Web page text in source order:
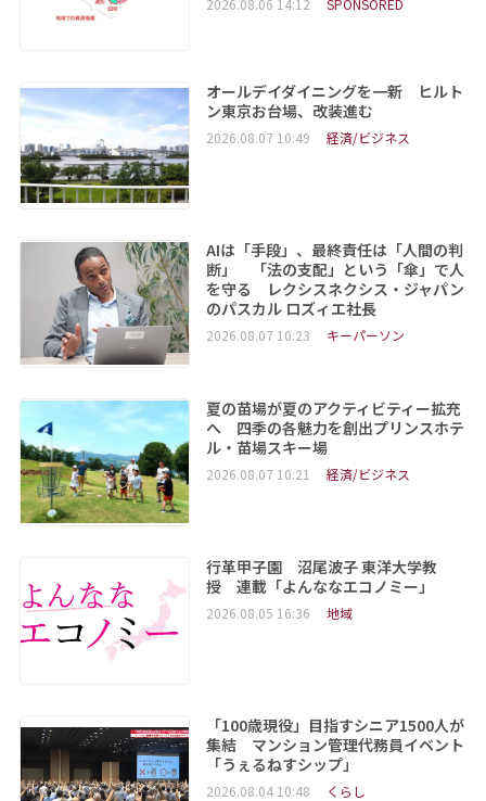
2026.08.06 14:12 SPONSORED
オールデイダイニングを一新 ヒルト
ン東京お台場、改装進む
2026.08.07 10:49 経済/ビジネス
AIは「手段」、最終責任は「人間の判
断」 「法の支配」という「傘」で人
を守る レクシスネクシス・ジャパン
のパスカル ロズィエ社長
2026.08.07 10:23 キーパーソン
夏の苗場が夏のアクティビティー拡充
へ 四季の各魅力を創出プリンスホテ
ル・苗場スキー場
2026.08.07 10:21 経済/ビジネス
行革甲子園 沼尾波子 東洋大学教
授 連載「よんななエコノミー」
2026.08.05 16:36 地域
「100歳現役」目指すシニア1500人が
集結 マンション管理代務員イベント
「うぇるねすシップ」
2026.08.04 10:48 くらし